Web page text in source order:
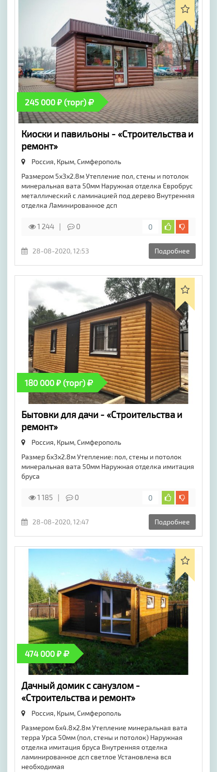
245 000 ₽ (торг)
Киоски и павильоны - «Строительства и
ремонт»
Россия, Крым,Симферополь
Размером 5х3х2.8м Утепление пол, стены и потолок
минеральная вата 50мм Наружная отделка Евробрус
металлический с ламинацией под дерево Внутренняя
отделка Ламинированное дсп
1 244 0 0
28-08-2020, 12:53 Подробнее
180 000 ₽ (торг)
Бытовки для дачи - «Строительства и
ремонт»
Россия, Крым,Симферополь
Размер 6х3х2.8м Утепление: пол, стены и потолок
минеральная вата 50мм Наружная отделка имитация
бруса
1 185 0 0
28-08-2020, 12:47 Подробнее
474 000 ₽
Дачный домик с санузлом -
«Строительства и ремонт»
Россия, Крым,Симферополь
Размером 6х4.8х2.8м Утепление минеральная вата
терра Урса 50мм (пол, стены и потолок) Наружная
отделка имитация бруса Внутренняя отделка
ламинированное дсп светлое Установлена вся
необходимая